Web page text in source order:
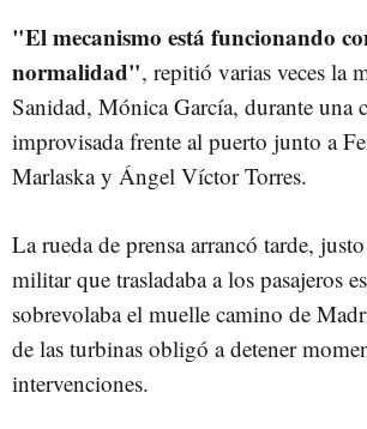
"El mecanismo está funcionando
normalidad", repitió varias veces la
Sanidad, Mónica García, durante una
improvisada frente al puerto junto a
Marlaska y Ángel Víctor Torres.
La rueda de prensa arrancó tarde,
militar que trasladaba a los pasajeros
sobrevolaba el muelle camino de
de las turbinas obligó a detener
intervenciones.